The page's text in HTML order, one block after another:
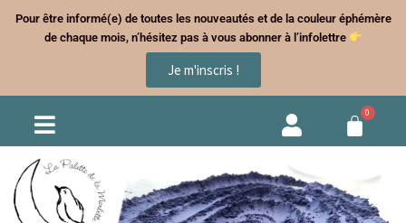
Pour être informé(e) de toutes les nouveautés et de la couleur éphémère
de chaque mois, n’hésitez pas à vous abonner à l’infolettre
Je m'inscris !